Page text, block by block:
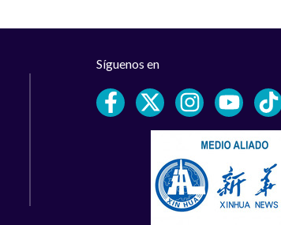
Síguenos en